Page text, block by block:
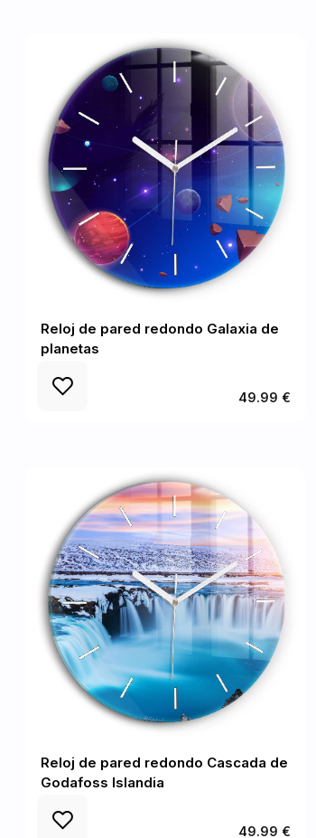
Reloj de pared redondo Galaxia de
planetas
49.99 €
Reloj de pared redondo Cascada de
Godafoss Islandia
49.99 €